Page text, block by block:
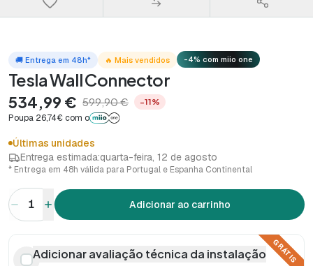
🚚 Entrega em 48h* 🔥 Mais vendidos -4% com miio one
Tesla Wall Connector
534,99 € 599,90 € −11%
Poupa 26,74€ com o
Últimas unidades
Entrega estimada:quarta-feira, 12 de agosto
* Entrega em 48h válida para Portugal e Espanha Continental
1 Adicionar ao carrinho
GRÁTIS
Adicionar avaliação técnica da instalação